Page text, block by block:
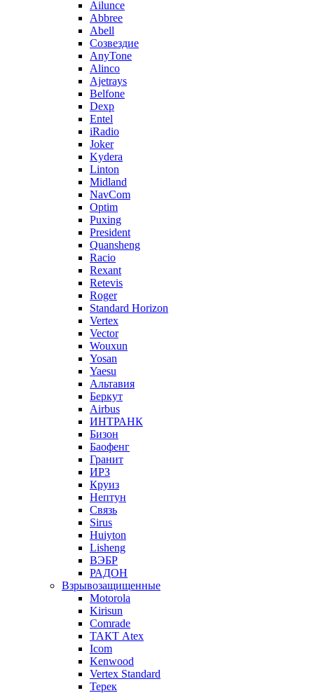
Ailunce
Abbree
Abell
Созвездие
AnyTone
Alinco
Ajetrays
Belfone
Dexp
Entel
iRadio
Joker
Kydera
Linton
Midland
NavCom
Optim
Puxing
President
Quansheng
Racio
Rexant
Retevis
Roger
Standard Horizon
Vertex
Vector
Wouxun
Yosan
Yaesu
Альтавия
Беркут
Airbus
ИНТРАНК
Бизон
Баофенг
Гранит
ИРЗ
Круиз
Нептун
Связь
Sirus
Huiyton
Lisheng
ВЭБР
РАДОН
Взрывозащищенные
Motorola
Kirisun
Comrade
ТАКТ Atex
Icom
Kenwood
Vertex Standard
Терек